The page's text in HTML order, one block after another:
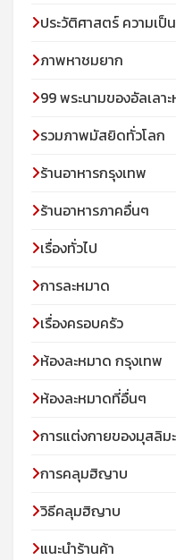
ประวัติศาสตร์ ความเ
ภาพหาชมยาก
99 พระนามของอัลเลา
รวมภาพมัสยิดทั่วโลก
ร้านอาหารกรุงเทพ
ร้านอาหารภาคอื่นๆ
เรื่องทั่วไป
การละหมาด
เรื่องครอบครัว
ห้องละหมาด กรุงเทพ
ห้องละหมาดที่อื่นๆ
การแต่งกายของมุสลิม
การคลุมฮิญาบ
วิธีคลุมฮิญาบ
แนะนำร้านค้า